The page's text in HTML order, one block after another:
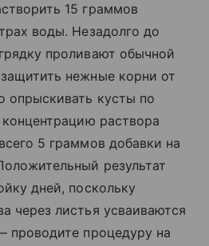
15 граммов
воды. Незадолго до
проливают обычной
нежные корни от
кусты по
раствора
5 граммов добавки на
результат
дней, поскольку
через листья усваиваются
проводите процедуру на